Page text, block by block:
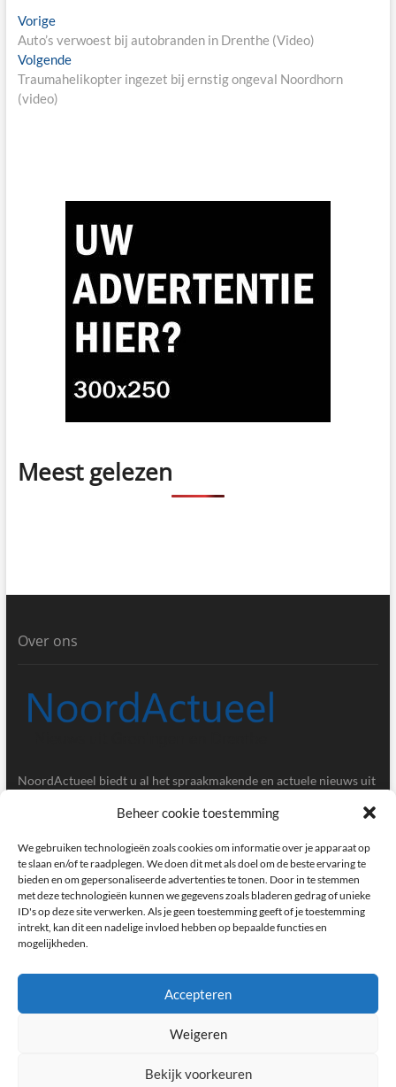
Beheer cookie toestemming
We gebruiken technologieën zoals cookies om informatie over je apparaat op
te slaan en/of te raadplegen. We doen dit met als doel om de beste ervaring te
bieden en om gepersonaliseerde advertenties te tonen. Door in te stemmen
met deze technologieën kunnen we gegevens zoals bladeren gedrag of unieke
ID's op deze site verwerken. Als je geen toestemming geeft of je toestemming
intrekt, kan dit een nadelige invloed hebben op bepaalde functies en
mogelijkheden.
Accepteren
Weigeren
Bekijk voorkeuren
Berichtnavigatie
VorigePrevious
post:
Auto’s verwoest bij autobranden in Drenthe (Video)
VolgendeNext
post:
Traumahelikopter ingezet bij ernstig ongeval Noordhorn
(video)
Meest gelezen
Over ons
NoordActueel biedt u al het spraakmakende en actuele nieuws uit
Gegevens
Postbus 5020, 9700GA, Groningen
redactie@noordactueel.nl
| WordPress | © Copyright All right reserved